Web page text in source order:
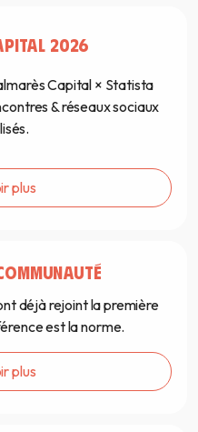
2026
Capital × Statista
& réseaux sociaux
plus
déjà rejoint la première
est la norme.
plus